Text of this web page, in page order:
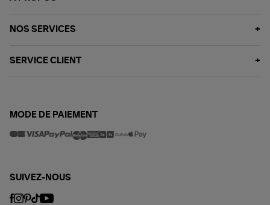
NOS SERVICES
SERVICE CLIENT
MODE DE PAIEMENT
SUIVEZ-NOUS